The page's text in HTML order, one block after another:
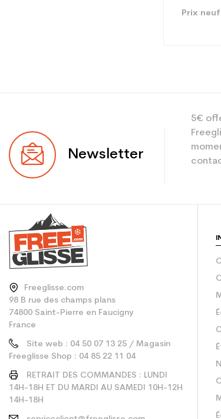
Prix neuf
Niveau
Type de
Newsletter
5€
Freeglisse.com
98 B rue des champs plans
74800 Saint-Pierre en Faucigny
France
Site web : 04 50 07 13 25 / Magasin
Freeglisse Shop : 04 85 22 11 04
RETRAIT DES COMMANDES : LUNDI
14H-18H ET DU MARDI AU SAMEDI 10H-12H
14H-18H